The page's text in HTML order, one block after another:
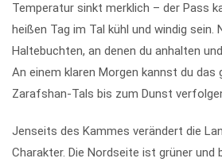
Temperatur sinkt merklich – der Pass
heißen Tag im Tal kühl und windig sein.
Haltebuchten, an denen du anhalten
An einem klaren Morgen kannst du das
Zarafshan-Tals bis zum Dunst
Jenseits des Kammes verändert die
Charakter. Die Nordseite ist grüner und